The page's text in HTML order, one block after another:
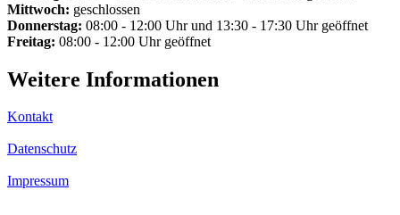
Mittwoch: geschlossen
Donnerstag: 08:00 - 12:00 Uhr und 13:30 - 17:30 Uhr geöffnet
Freitag: 08:00 - 12:00 Uhr geöffnet
Weitere Informationen
Kontakt
Datenschutz
Impressum